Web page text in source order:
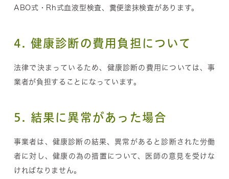
ABO式・Rh式血液型検査、糞便塗抹検査があります。
4. 健康診断の費用負担について
法律で決まっているため、健康診断の費用については、事
業者が負担することになっています。
5. 結果に異常があった場合
事業者は、健康診断の結果、異常があると診断された労働
者に対し、健康の為の措置について、医師の意見を受けな
ければなりません。